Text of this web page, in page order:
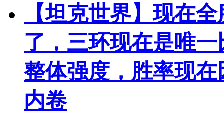
【坦克世界】现在
了，三环现在是唯
整体强度，胜率现
内卷